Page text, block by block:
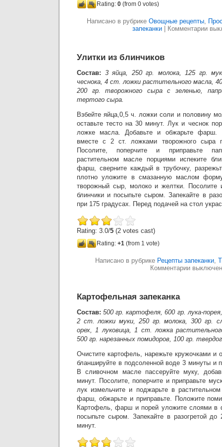
Rating: 0 (from 0 votes)
Написано в рубрике Овощные рецепты,
запеканки
Комментарии
Улитки из блинчиков
Состав: 3 яйца, 250 гр. молока, 125 гр.
чеснока, 4 ст. ложки растительного масла,
200 гр. творожного сыра с зеленью,
тертого сыра.
Взбейте яйца,0,5 ч. ложки соли и половину
оставьте тесто на 30 минут. Лук и чеснок
ложке масла. Добавьте и обжарьте фарш.
вместе с 2 ст. ложками творожного сыра
Посолите, поперчите и приправьте
растительном масле порциями испеките
фарш, сверните каждый в трубочку,
плотно уложите в смазанную маслом
творожный сыр, молоко и желтки. Посолите
блинчики и посыпьте сыром. Запекайте в
при 175 градусах. Перед подачей на стол
Rating: 3.0/5 (2 votes cast)
Rating: +1 (from 1 vote)
Написано в рубрике Рецепты запеканки,
Комментарии
Картофельная запеканка
Состав:500 гр. картофеля, 600 гр. лука-
2 ст. ложки муки, 250 гр. молока, 300 гр.
орех, 1 луковица, 1 ст. ложка
500 гр. нарезанных помидоров, 100 гр.
Очистите картофель, нарежьте кружочками и
бланшируйте в подсоленной воде 3 минуты и
В сливочном масле пассеруйте муку,
минут. Посолите, поперчите и приправьте
лук измельчите и поджарьте в
фарш, обжарьте и приправьте. Положите
Картофель, фарш и порей уложите слоями в
посыпьте сыром. Запекайте в разогретой до
минут.